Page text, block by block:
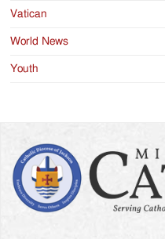
Vatican
World News
Youth